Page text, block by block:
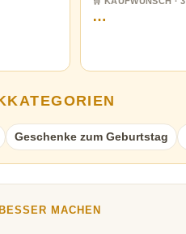
…
Geschenke zum Geburtstag
MACHEN